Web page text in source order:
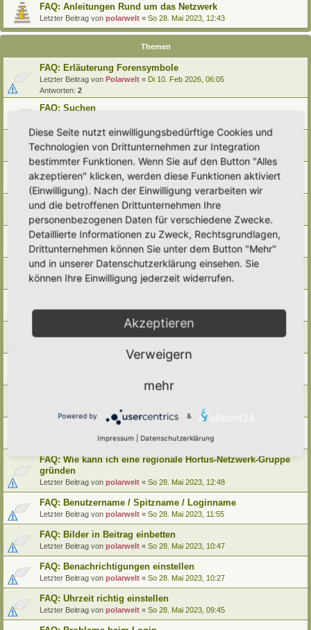
FAQ: Anleitungen Rund um das Netzwerk
Letzter Beitrag von polarwelt « So 28. Mai 2023, 12:43
Themen
FAQ: Erläuterung Forensymbole
Letzter Beitrag von Polarwelt « Di 10. Feb 2026, 06:05
Antworten: 2
FAQ: Suchen
FAQ: Entwürfe wiederfinden
Letzter Beitrag von Polarwelt «So 25. Feb 2024, 17:57
FAQ: Direkt zu einem Beitrag springen
Letzter Beitrag von Polarwelt
FAQ: Zum letzten Beitrag springen
Letzter Beitrag von Polarwelt« Mi 21. Jun 2023, 12:36
FAQ: Urheberrecht
Letzter Beitrag vonPolarwelt«Mo 5. Jun 2023, 10:38
FAQ: Karte nach Regionen / Anzeige filtern
Letzter Beitrag vonpolarwelt «Do 1. Jun 2023, 11:05
Letzter Beitrag vonpolarwelt«Do 1. Jun 2023, 10:16
FAQ: Wie kann ich meinen alten Hortus umziehen
FAQ: Wie kann ich meine alte Lebensinsel umziehen
Mo 29. Mai 2023, 10:33
FAQ: Profil ändern / Hortus-Namen hinterlegen
Letzter Beitrag vonpolarwelt «Mo 29. Mai 2023, 08:03
FAQ: Wie kann ich eine regionale Hortus-Netzwerk-Gruppe
gründen
Letzter Beitrag von polarwelt « So 28. Mai 2023, 12:48
FAQ: Benutzername / Spitzname / Loginname
Letzter Beitrag von polarwelt « So 28. Mai 2023, 11:55
FAQ: Bilder in Beitrag einbetten
Letzter Beitrag von polarwelt « So 28. Mai 2023, 10:47
FAQ: Benachrichtigungen einstellen
Letzter Beitrag von polarwelt « So 28. Mai 2023, 10:27
FAQ: Uhrzeit richtig einstellen
Letzter Beitrag von polarwelt « So 28. Mai 2023, 09:45
Diese Seite nutzt einwilligungsbedürftige Cookies und
Technologien von Drittunternehmen zur Integration
bestimmter Funktionen. Wenn Sie auf den Button "Alles
akzeptieren" klicken, werden diese Funktionen aktiviert
(Einwilligung). Nach der Einwilligung verarbeiten wir
und die betroffenen Drittunternehmen Ihre
personenbezogenen Daten für verschiedene Zwecke.
Detaillierte Informationen zu Zweck, Rechtsgrundlagen,
Drittunternehmen können Sie unter dem Button "Mehr"
und in unserer Datenschutzerklärung einsehen. Sie
können Ihre Einwilligung jederzeit widerrufen.
Akzeptieren
Verweigern
mehr
Powered by &
Impressum Datenschutzerklärung